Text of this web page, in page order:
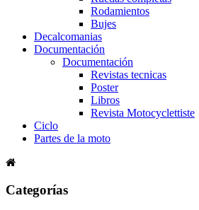
Rodamientos
Bujes
Decalcomanias
Documentación
Documentación
Revistas tecnicas
Poster
Libros
Revista Motocyclettiste
Ciclo
Partes de la moto
Categorías